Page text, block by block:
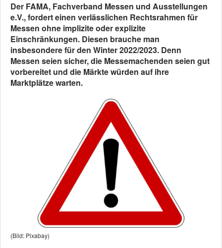
Der FAMA, Fachverband Messen und Ausstellungen
e.V., fordert einen verlässlichen Rechtsrahmen für
Messen ohne implizite oder explizite
Einschränkungen. Diesen brauche man
insbesondere für den Winter 2022/2023. Denn
Messen seien sicher, die Messemachenden seien gut
vorbereitet und die Märkte würden auf ihre
Marktplätze warten.
(Bild: Pixabay)